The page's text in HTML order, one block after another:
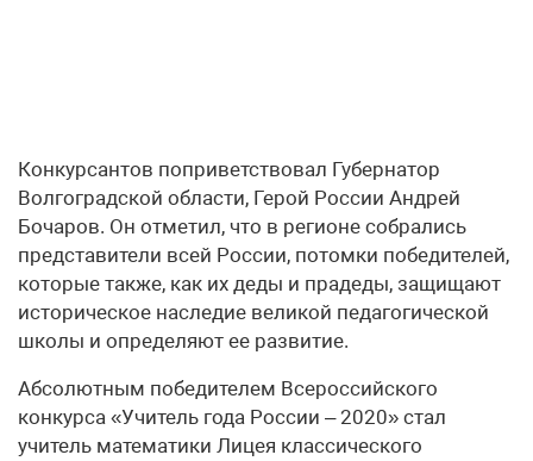
Конкурсантов поприветствовал Губернатор
Волгоградской области, Герой России Андрей
Бочаров. Он отметил, что в регионе собрались
представители всей России, потомки победителей,
которые также, как их деды и прадеды, защищают
историческое наследие великой педагогической
школы и определяют ее развитие.
Абсолютным победителем Всероссийского
конкурса «Учитель года России – 2020» стал
учитель математики Лицея классического